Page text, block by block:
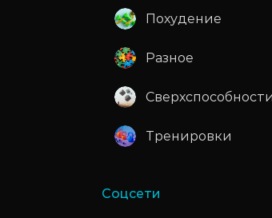
Похудение
Разное
Сверхспособности
Тренировки
Соцсети